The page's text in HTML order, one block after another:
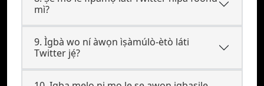
mì?
9. Ìgbà wo ní àwọn ìṣàmúlò-ètò láti
Twitter jẹ́?